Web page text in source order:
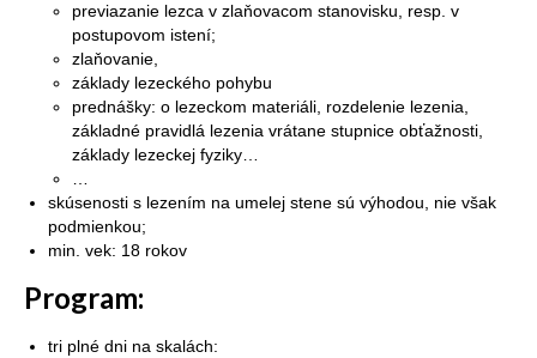
previazanie lezca v zlaňovacom stanovisku, resp. v
postupovom istení;
zlaňovanie,
základy lezeckého pohybu
prednášky: o lezeckom materiáli, rozdelenie lezenia,
základné pravidlá lezenia vrátane stupnice obťažnosti,
základy lezeckej fyziky…
…
skúsenosti s lezením na umelej stene sú výhodou, nie však
podmienkou;
min. vek: 18 rokov
Program:
tri plné dni na skalách: